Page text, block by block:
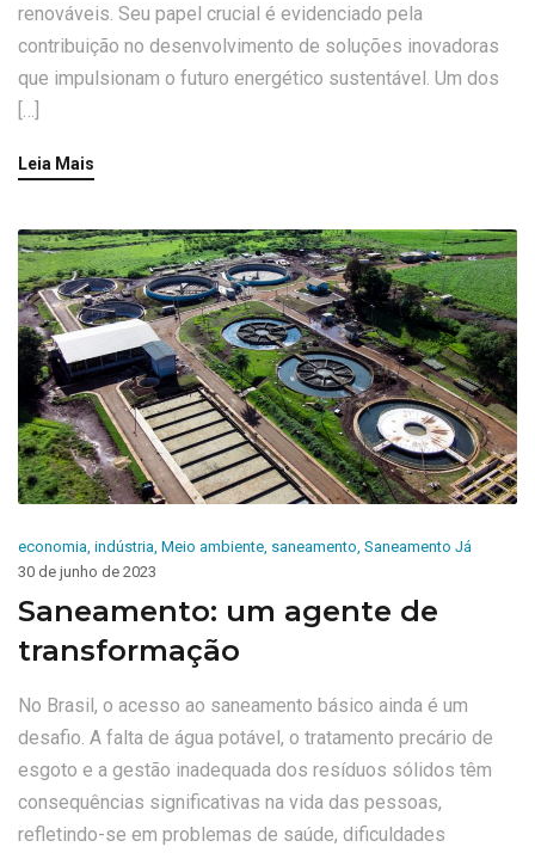
renováveis. Seu papel crucial é evidenciado pela
contribuição no desenvolvimento de soluções inovadoras
que impulsionam o futuro energético sustentável. Um dos
Leia Mais
economia indústria Meio ambiente saneamento Saneamento Já
30 de junho de 2023
Saneamento: um agente de
transformação
No Brasil, o acesso ao saneamento básico ainda é um
desafio. A falta de água potável, o tratamento precário de
esgoto e a gestão inadequada dos resíduos sólidos têm
consequências significativas na vida das pessoas,
refletindo-se em problemas de saúde, dificuldades